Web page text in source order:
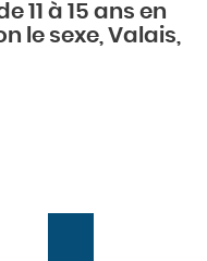
11 à 15 ans en
le sexe, Valais,